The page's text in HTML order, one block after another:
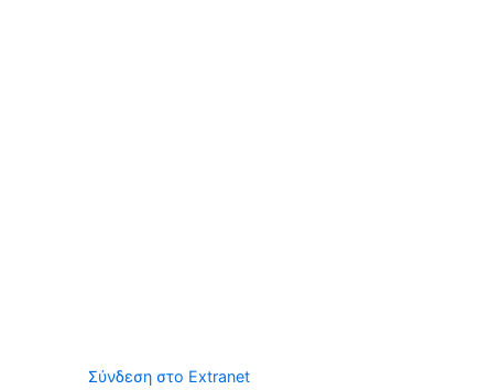
Σύνδεση στο Extranet